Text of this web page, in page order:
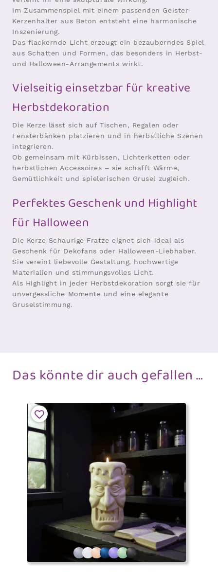
Im Zusammenspiel mit einem passenden Geister-
Kerzenhalter aus Beton entsteht eine harmonische
Inszenierung.
Das flackernde Licht erzeugt ein bezauberndes Spiel
aus Schatten und Formen, das besonders in Herbst-
und Halloween-Arrangements wirkt.
Vielseitig einsetzbar für kreative
Herbstdekoration
Die Kerze lässt sich auf Tischen, Regalen oder
Fensterbänken platzieren und in herbstliche Szenen
integrieren.
Ob gemeinsam mit Kürbissen, Lichterketten oder
herbstlichen Accessoires – sie schafft Wärme,
Gemütlichkeit und spielerischen Grusel zugleich.
Perfektes Geschenk und Highlight
für Halloween
Die Kerze Schaurige Fratze eignet sich ideal als
Geschenk für Dekofans oder Halloween-Liebhaber.
Sie vereint liebevolle Gestaltung, hochwertige
Materialien und stimmungsvolles Licht.
Als Highlight in jeder Herbstdekoration sorgt sie für
unvergessliche Momente und eine elegante
Gruselstimmung.
Das könnte dir auch gefallen …